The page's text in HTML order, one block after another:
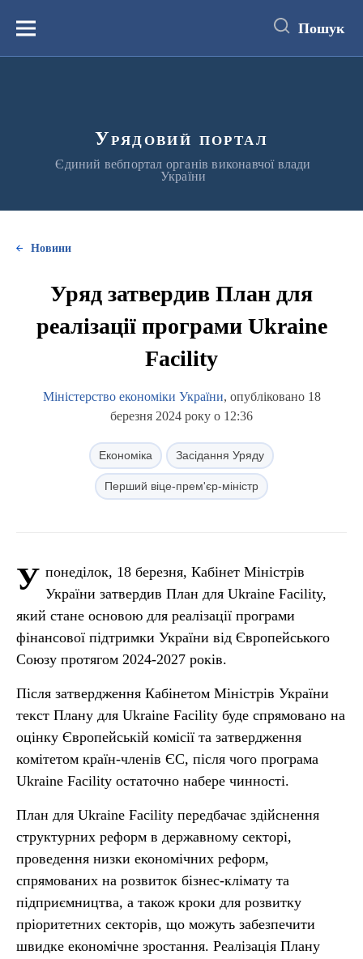
вмістуМеню Пошук
Урядовий портал
Єдиний вебпортал органів виконавчої влади
України
Новини
Уряд затвердив План для
реалізації програми Ukraine
Facility
Міністерство економіки України, опубліковано 18
березня 2024 року о 12:36
Економіка Засідання Уряду
Перший віце-прем'єр-міністр
У понеділок, 18 березня, Кабінет Міністрів
України затвердив План для Ukraine Facility,
який стане основою для реалізації програми
фінансової підтримки України від Європейського
Союзу протягом 2024-2027 років.
Після затвердження Кабінетом Міністрів України
текст Плану для Ukraine Facility буде спрямовано на
оцінку Європейській комісії та затвердження
комітетом країн-членів ЄС, після чого програма
Ukraine Facility остаточно набере чинності.
План для Ukraine Facility передбачає здійснення
структурних реформ в державному секторі,
проведення низки економічних реформ,
спрямованих на розвиток бізнес-клімату та
підприємництва, а також кроки для розвитку
пріоритетних секторів, що можуть забезпечити
швидке економічне зростання. Реалізація Плану